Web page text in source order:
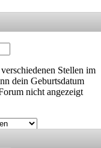
Stellen im
dein Geburtsdatum
nicht angezeigt